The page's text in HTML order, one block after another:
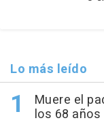
Lo más leído
Muere el
los 68 años